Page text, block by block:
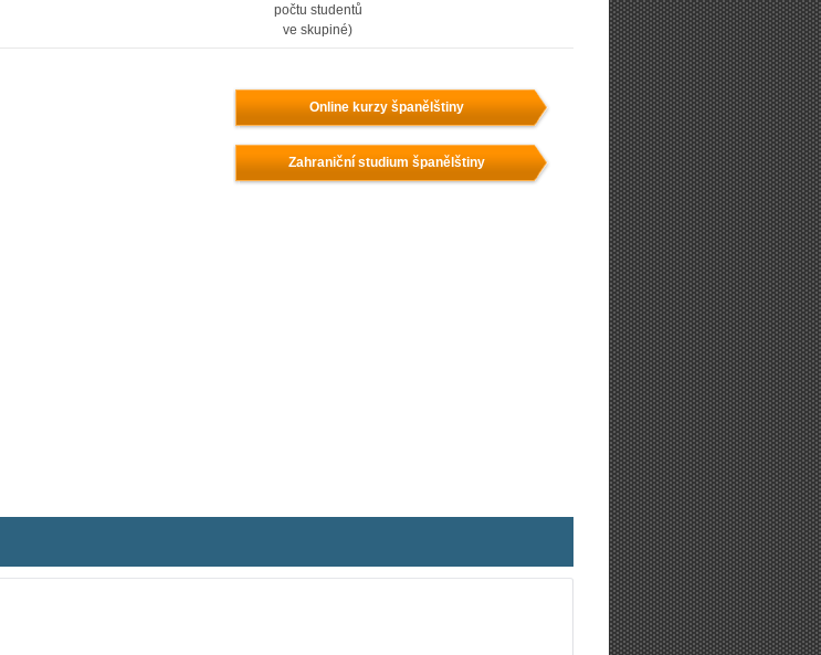
počtu studentů
ve skupiné)
Online kurzy španělštiny
Zahraniční studium španělštiny